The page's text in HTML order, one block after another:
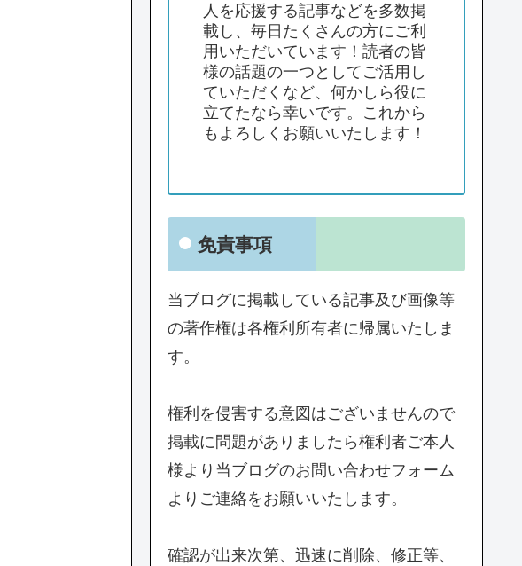
人を応援する記事などを多数掲
載し、毎日たくさんの方にご利
用いただいています！読者の皆
様の話題の一つとしてご活用し
ていただくなど、何かしら役に
立てたなら幸いです。これから
もよろしくお願いいたします！
免責事項
当ブログに掲載している記事及び画像等
の著作権は各権利所有者に帰属いたしま
す。
権利を侵害する意図はございませんので
掲載に問題がありましたら権利者ご本人
様より当ブログのお問い合わせフォーム
よりご連絡をお願いいたします。
確認が出来次第、迅速に削除、修正等、